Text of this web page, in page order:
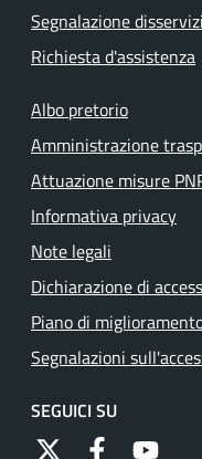
Segnalazione
Richiesta d'assistenza
Albo pretorio
Amministrazione
Attuazione misure
Informativa privacy
Note legali
Dichiarazione di
Piano di
Segnalazioni
SEGUICI SU
https://https://